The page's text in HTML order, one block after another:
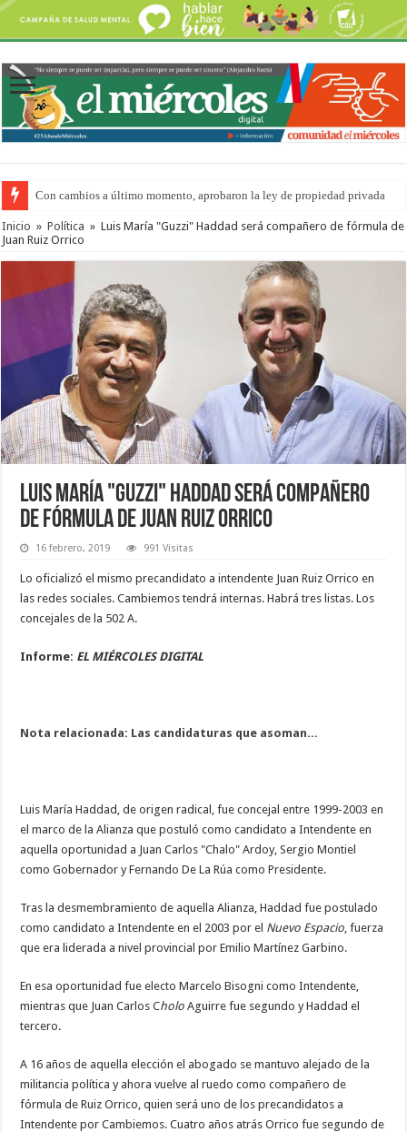
Con cambios a último momento, aprobaron la ley de propiedad privada
Inicio » Política » Luis María "Guzzi" Haddad será compañero de fórmula de
Juan Ruiz Orrico
Luis María "Guzzi" Haddad será compañero
de fórmula de Juan Ruiz Orrico
16 febrero, 2019 991 Visitas
Lo oficializó el mismo precandidato a intendente Juan Ruiz Orrico en
las redes sociales. Cambiemos tendrá internas. Habrá tres listas. Los
concejales de la 502 A.
Informe: EL MIÉRCOLES DIGITAL
Nota relacionada: Las candidaturas que asoman...
Luis María Haddad, de origen radical, fue concejal entre 1999-2003 en
el marco de la Alianza que postuló como candidato a Intendente en
aquella oportunidad a Juan Carlos "Chalo" Ardoy, Sergio Montiel
como Gobernador y Fernando De La Rúa como Presidente.
Tras la desmembramiento de aquella Alianza, Haddad fue postulado
como candidato a Intendente en el 2003 por el Nuevo Espacio , fuerza
que era liderada a nivel provincial por Emilio Martínez Garbino.
En esa oportunidad fue electo Marcelo Bisogni como Intendente,
mientras que Juan Carlos Cholo Aguirre fue segundo y Haddad el
tercero.
A 16 años de aquella elección el abogado se mantuvo alejado de la
militancia política y ahora vuelve al ruedo como compañero de
fórmula de Ruiz Orrico, quien será uno de los precandidatos a
Intendente por Cambiemos. Cuatro años atrás Orrico fue segundo de